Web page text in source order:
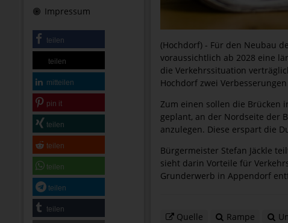
Impressum
teilen
teilen
mitteilen
pin it
teilen
teilen
teilen
teilen
teilen
(Hochdorf) - Für den Neubau
voraussichtlich ab 2028 eine
die Verkehrssituation
Hochdorf zwei
Zum einen sollen die Brücken
geplant, an der Nordseite der
anzulegen. Diese erspart die
Bürgermeister Stefan Jäckle
sieht darin Vorteile für
Grunderwerb in Appendorf
Quelle Rampe